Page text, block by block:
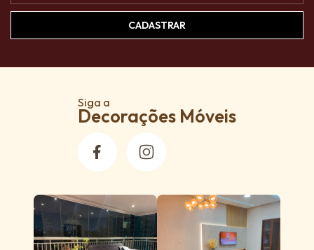
Siga a
Decorações Móveis